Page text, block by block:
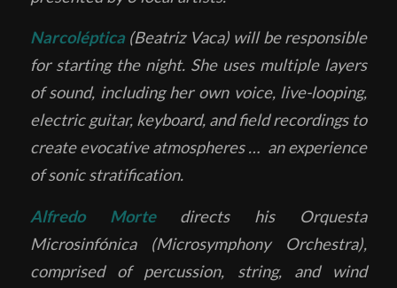
Narcoléptica(Beatriz Vaca) will be responsible
for starting the night. She uses multiple layers
of sound, including her own voice, live-looping,
electric guitar, keyboard, and field recordings to
create evocative atmospheres … an experience
of sonic stratification.
Alfredo Mortedirects his Orquesta
Microsinfónica (Microsymphony Orchestra),
comprised of percussion, string, and wind